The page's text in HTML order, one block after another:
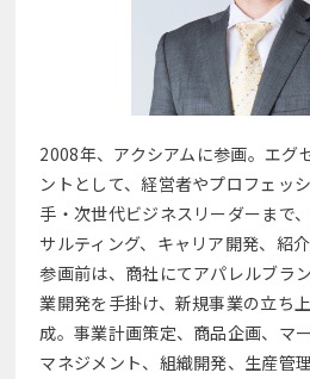
2008年、アクシアムに参画。エグ
ントとして、経営者やプロフェッ
手・次世代ビジネスリーダーまで
サルティング、キャリア開発、紹
参画前は、商社にてアパレルブラ
業開発を手掛け、新規事業の立ち
成。事業計画策定、商品企画、マ
マネジメント、組織開発、生産管